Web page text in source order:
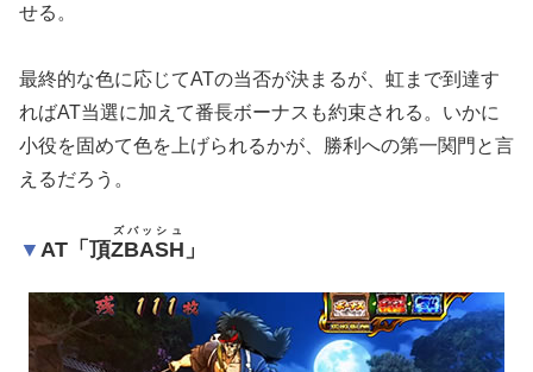
せる。
最終的な色に応じてATの当否が決まるが、虹まで到達す
ればAT当選に加えて番長ボーナスも約束される。いかに
小役を固めて色を上げられるかが、勝利への第一関門と言
えるだろう。
AT「頂ZBASH
ズバッシュ
」